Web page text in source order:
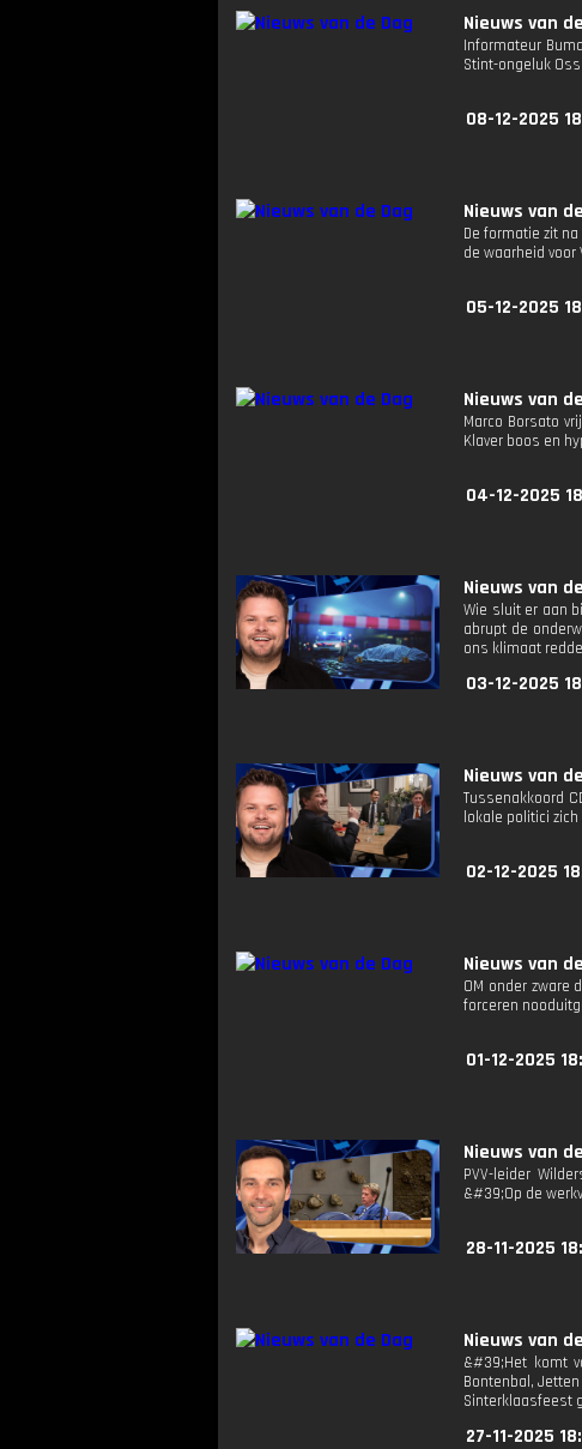
Nieuws van
Informateur
Stint-ongeluk
08-12-2025
Nieuws van
De formatie zit
de waarheid voor
05-12-2025
Nieuws van
Marco Borsato
Klaver boos en
04-12-2025
Nieuws van
Wie sluit er aan
abrupt de
ons klimaat
03-12-2025
Nieuws van
Tussenakkoord
lokale politici
02-12-2025
Nieuws van
OM onder zware
forceren
01-12-2025
Nieuws van
PVV-leider
&#39;Op de
28-11-2025
Nieuws van
&#39;Het komt
Bontenbal,
Sinterklaasfeest
27-11-2025